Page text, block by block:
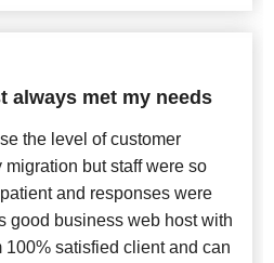
always met my needs
the level of customer
migration but staff were so
and responses were
good business web host with
100% satisfied client and can